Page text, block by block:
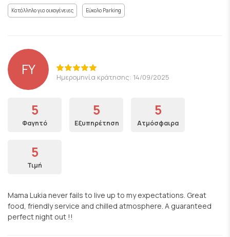
Κατάλληλο για οικογένειες Εύκολο Parking
FY Ημερομηνία κράτησης: 14/09/2025
5
Φαγητό
5
Εξυπηρέτηση
5
Ατμόσφαιρα
5
Τιμή
Mama Lukia never fails to live up to my expectations. Great
food, friendly service and chilled atmosphere. A guaranteed
perfect night out !!